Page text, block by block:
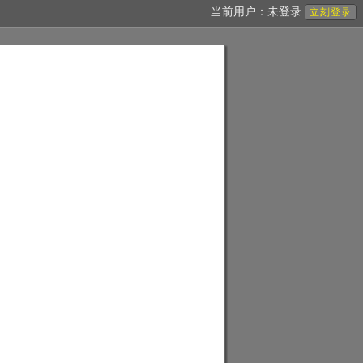
当前用户：未登录 立刻登录